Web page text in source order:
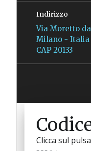
Indirizzo
Via Moretto
Milano - Italia
CAP 20133
Clicca sul